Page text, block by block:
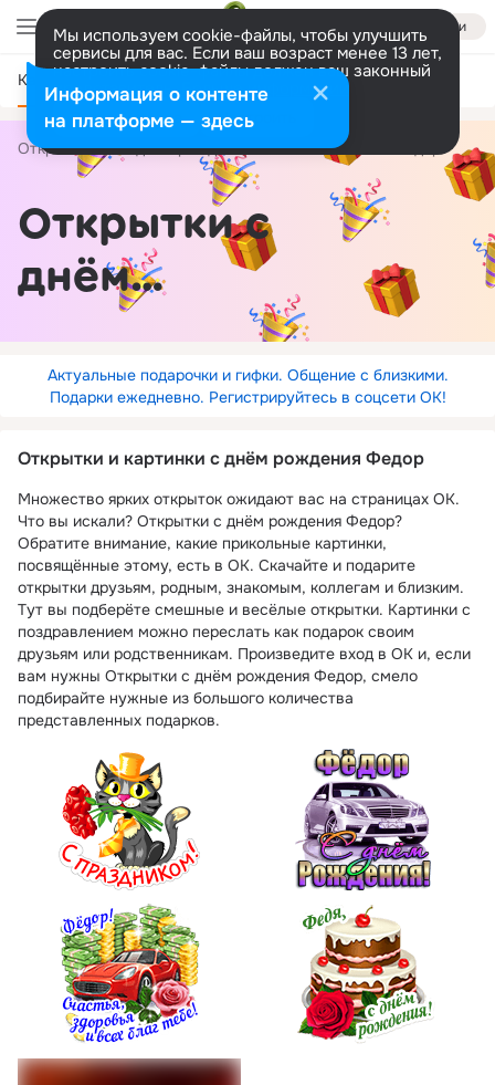
Войти
Мы используем cookie-файлы, чтобы улучшить
сервисы для вас. Если ваш возраст менее 13 лет,
настроить cookie-файлы должен ваш законный
представитель. Больше информации
Разрешить все Настроить
Категории
Открытки С днём рождения по именам
Открытки с
днём
рождения
Федор
Актуальные подарочки и гифки. Общение с близкими.
Подарки ежедневно. Регистрируйтесь в соцсети ОК!
Открытки и картинки с днём рождения Федор
Множество ярких открыток ожидают вас на страницах ОК.
Что вы искали? Открытки с днём рождения Федор?
Обратите внимание, какие прикольные картинки,
посвящённые этому, есть в ОК. Скачайте и подарите
открытки друзьям, родным, знакомым, коллегам и близким.
Тут вы подберёте смешные и весёлые открытки. Картинки с
поздравлением можно переслать как подарок своим
друзьям или родственникам. Произведите вход в ОК и, если
вам нужны Открытки с днём рождения Федор, смело
подбирайте нужные из большого количества
представленных подарков.
Информация о контенте
на платформе — здесь